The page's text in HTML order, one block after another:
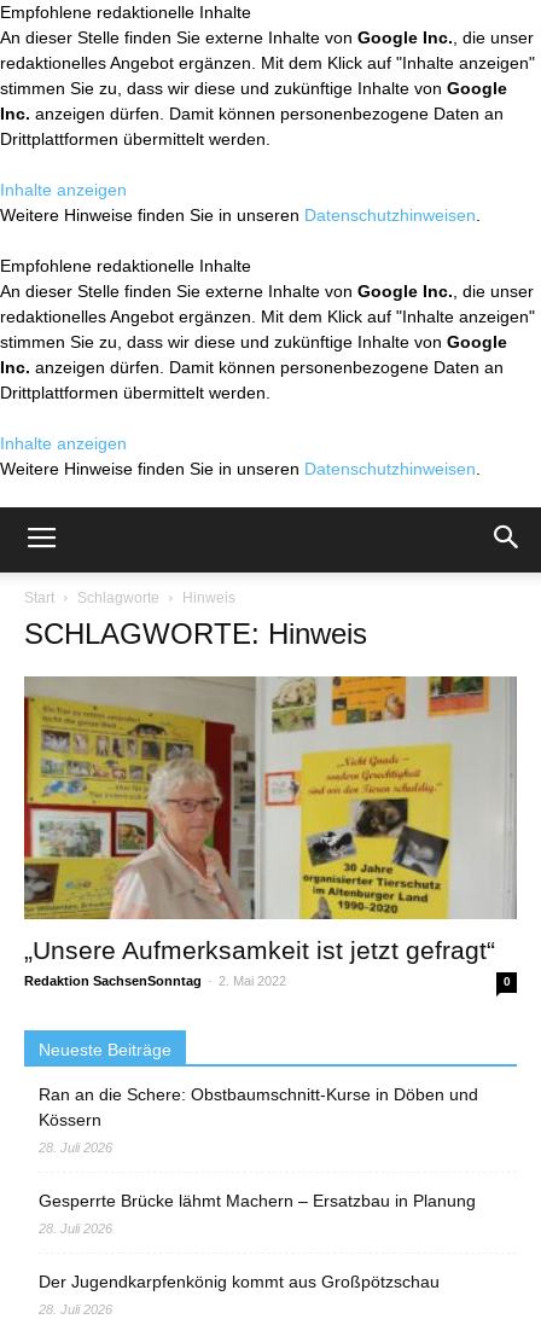
Empfohlene redaktionelle Inhalte
An dieser Stelle finden Sie externe Inhalte von Google Inc. , die unser
redaktionelles Angebot ergänzen. Mit dem Klick auf "Inhalte anzeigen"
stimmen Sie zu, dass wir diese und zukünftige Inhalte von Google
Inc. anzeigen dürfen. Damit können personenbezogene Daten an
Drittplattformen übermittelt werden.
Inhalte anzeigen
Weitere Hinweise finden Sie in unseren Datenschutzhinweisen
Empfohlene redaktionelle Inhalte
An dieser Stelle finden Sie externe Inhalte von Google Inc. , die unser
redaktionelles Angebot ergänzen. Mit dem Klick auf "Inhalte anzeigen"
stimmen Sie zu, dass wir diese und zukünftige Inhalte von Google
Inc. anzeigen dürfen. Damit können personenbezogene Daten an
Drittplattformen übermittelt werden.
Inhalte anzeigen
Weitere Hinweise finden Sie in unseren Datenschutzhinweisen
Start Schlagworte Hinweis
SCHLAGWORTE: Hinweis
„Unsere Aufmerksamkeit ist jetzt gefragt“
Redaktion SachsenSonntag - 2. Mai 2022 0
Neueste Beiträge
Ran an die Schere: Obstbaumschnitt-Kurse in Döben und
Kössern
28. Juli 2026
Gesperrte Brücke lähmt Machern – Ersatzbau in Planung
28. Juli 2026
Der Jugendkarpfenkönig kommt aus Großpötzschau
28. Juli 2026